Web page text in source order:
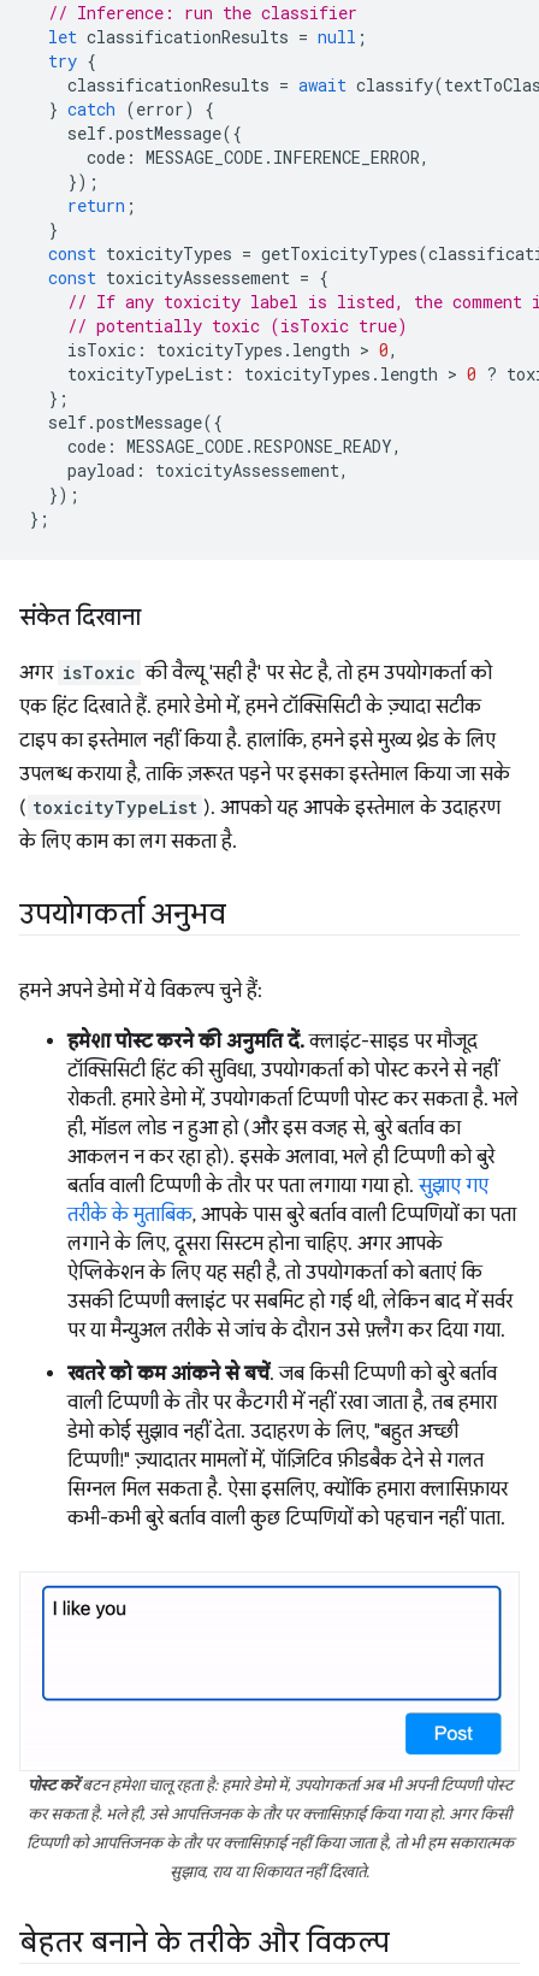
// Inference: run the classifier
let classificationResults = null ;
try {
classificationResults = await classify(
} catch (error)
{
self.postMessage({
code : MESSAGE_CODE . INFERENCE_ERROR,
});
return ;
}
const toxicityTypes = getToxicityTypes(
const toxicityAssessement = {
// If any toxicity label is listed, the comment
// potentially toxic (isToxic true)
isToxic : toxicityTypes . length > 0,
toxicityTypeList : toxicityTypes . length > 0 ?
};
self.postMessage({
code : MESSAGE_CODE .RESPONSE_READY,
payload : toxicityAssessement,
});
};
संकेत दिखाना
अगर isToxic की वैल्यू 'सही है' पर सेट है, तो हम उपयोगकर्ता को
एक हिंट दिखाते हैं. हमारे डेमो में, हमने टॉक्सिसिटी के ज़्यादा सटीक
टाइप का इस्तेमाल नहीं किया है. हालांकि, हमने इसे मुख्य थ्रेड के लिए
उपलब्ध कराया है, ताकि ज़रूरत पड़ने पर इसका इस्तेमाल किया जा सके
( toxicityTypeList ). आपको यह आपके इस्तेमाल के उदाहरण
के लिए काम का लग सकता है.
उपयोगकर्ता अनुभव
हमने अपने डेमो में ये विकल्प चुने हैं:
हमेशा पोस्ट करने की अनुमति दें.क्लाइंट-साइड पर मौजूद
टॉक्सिसिटी हिंट की सुविधा, उपयोगकर्ता को पोस्ट करने से नहीं
रोकती. हमारे डेमो में, उपयोगकर्ता टिप्पणी पोस्ट कर सकता है. भले
ही, मॉडल लोड न हुआ हो (और इस वजह से, बुरे बर्ताव का
आकलन न कर रहा हो). इसके अलावा, भले ही टिप्पणी को बुरे
बर्ताव वाली टिप्पणी के तौर पर पता लगाया गया हो.सुझाए गए
तरीके के मुताबिक, आपके पास बुरे बर्ताव वाली टिप्पणियों का पता
लगाने के लिए, दूसरा सिस्टम होना चाहिए. अगर आपके
ऐप्लिकेशन के लिए यह सही है, तो उपयोगकर्ता को बताएं कि
उसकी टिप्पणी क्लाइंट पर सबमिट हो गई थी, लेकिन बाद में सर्वर
पर या मैन्युअल तरीके से जांच के दौरान उसे फ़्लैग कर दिया गया.
खतरे को कम आंकने से बचें. जब किसी टिप्पणी को बुरे बर्ताव
वाली टिप्पणी के तौर पर कैटगरी में नहीं रखा जाता है, तब हमारा
डेमो कोई सुझाव नहीं देता. उदाहरण के लिए, "बहुत अच्छी
टिप्पणी!" ज़्यादातर मामलों में, पॉज़िटिव फ़ीडबैक देने से गलत
सिग्नल मिल सकता है. ऐसा इसलिए, क्योंकि हमारा क्लासिफ़ायर
कभी-कभी बुरे बर्ताव वाली कुछ टिप्पणियों को पहचान नहीं पाता.
पोस्ट करेंबटन हमेशा चालू रहता है: हमारे डेमो में, उपयोगकर्ता अब भी अपनी टिप्पणी पोस्ट
कर सकता है. भले ही, उसे आपत्तिजनक के तौर पर क्लासिफ़ाई किया गया हो. अगर किसी
टिप्पणी को आपत्तिजनक के तौर पर क्लासिफ़ाई नहीं किया जाता है, तो भी हम सकारात्मक
सुझाव, राय या शिकायत नहीं दिखाते.
बेहतर बनाने के तरीके और विकल्प